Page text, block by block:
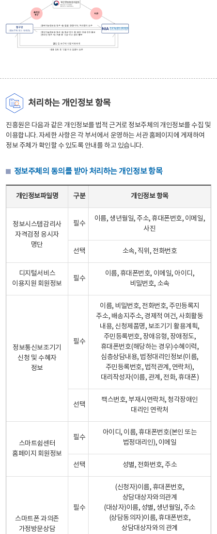
처리하는 개인정보 항목
진흥원은 다음과 같은 개인정보를 법적 근거로 정보주체의 개인정보를 수집 및
이용합니다. 자세한 사항은 각 부서에서 운영하는 서관 홈페이지에 게재하여
정보 주체가 확인할 수 있도록 안내를 하고 있습니다.
정보주체의 동의를 받아 처리하는 개인정보 항목
개인정보파일명 구분 개인정보 항목
정보시스템감리사
자격검정 응시자
명단
필수
이름, 생년월일, 주소, 휴대폰번호, 이메일,
사진
선택 소속, 직위, 전화번호
디지털서비스
이용지원 회원정보
필수
이름, 휴대폰번호, 이메일, 아이디,
비밀번호, 소속
정보통신보조기기
신청 및 수혜자
정보
필수
이름, 비밀번호, 전화번호, 주민등록지
주소, 배송지주소, 경제적 여건, 사회활동
내용, 신청제품명, 보조기기 활용계획,
주민등록번호, 장애유형, 장애정도,
휴대폰번호(해당하는 경우)수혜이력,
심층상담내용, 법정대리인정보(이름,
주민등록번호, 법적관계, 연락처),
대리작성자(이름, 관계, 전화, 휴대폰)
선택
팩스번호, 부재시연락처, 청각장애인
대리인 연락처
스마트쉼센터
홈페이지 회원정보
필수
아이디, 이름, 휴대폰번호(본인 또는
법정대리인), 이메일
선택 성별, 전화번호, 주소
스마트폰 과의존
가정방문상담
필수
(신청자)이름, 휴대폰번호,
상담대상자와의관계
(대상자)이름, 성별, 생년월일, 주소
(상담동의자)이름, 휴대폰번호,
상담대상자와의 관계